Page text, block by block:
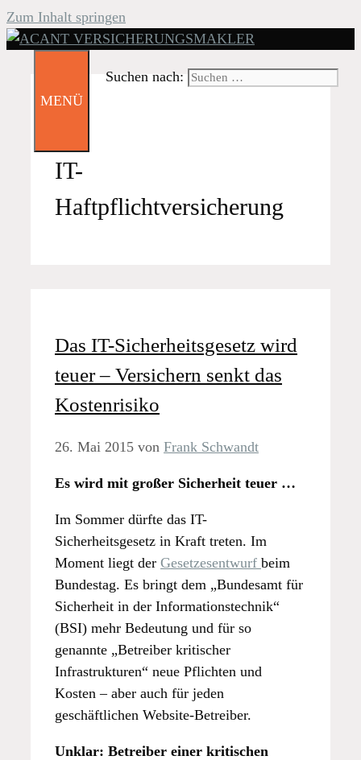
Zum Inhalt springen
Suchen nach:
MENÜ
IT-
Haftpflichtversicherung
Das IT-Sicherheitsgesetz wird
teuer – Versichern senkt das
Kostenrisiko
26. Mai 2015 von Frank Schwandt
Es wird mit großer Sicherheit teuer …
Im Sommer dürfte das IT-
Sicherheitsgesetz in Kraft treten. Im
Moment liegt der Gesetzesentwurf beim
Bundestag. Es bringt dem „Bundesamt für
Sicherheit in der Informationstechnik“
(BSI) mehr Bedeutung und für so
genannte „Betreiber kritischer
Infrastrukturen“ neue Pflichten und
Kosten – aber auch für jeden
geschäftlichen Website-Betreiber.
Unklar: Betreiber einer kritischen